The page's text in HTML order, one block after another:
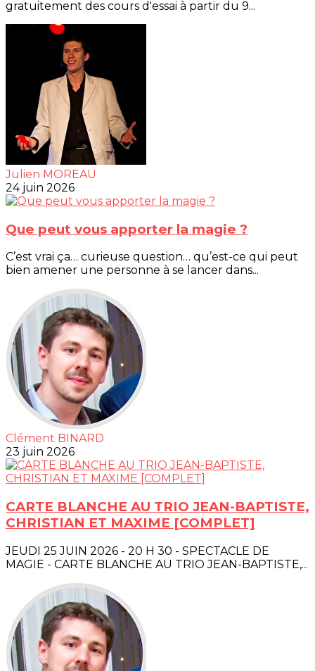
gratuitement des cours d'essai à partir du 9...
Julien MOREAU
24 juin 2026
Que peut vous apporter la magie ?
C’est vrai ça… curieuse question… qu’est-ce qui peut
bien amener une personne à se lancer dans...
Clément BINARD
23 juin 2026
CARTE BLANCHE AU TRIO JEAN-BAPTISTE,
CHRISTIAN ET MAXIME [COMPLET]
JEUDI 25 JUIN 2026 - 20 H 30 - SPECTACLE DE
MAGIE - CARTE BLANCHE AU TRIO JEAN-BAPTISTE,...